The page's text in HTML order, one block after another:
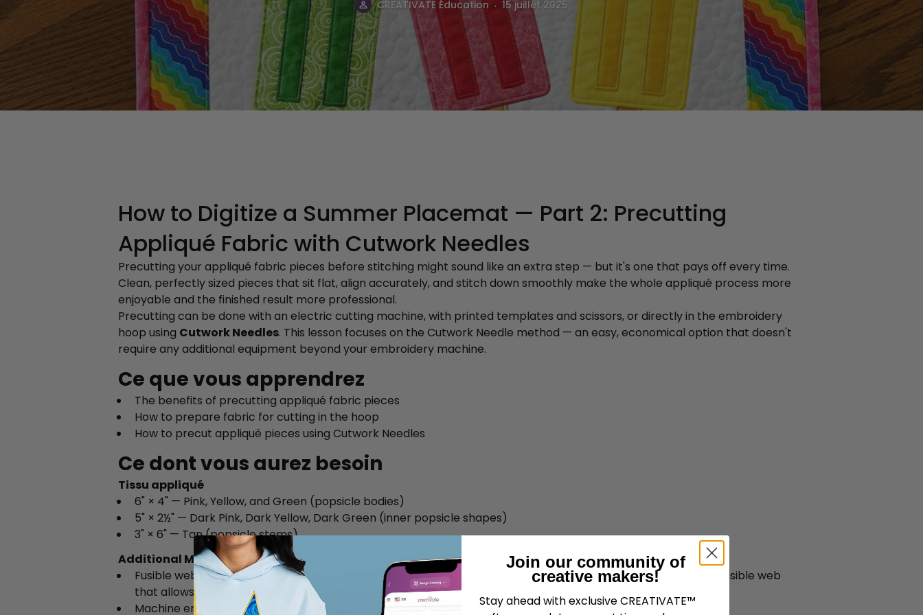
CREATIVATE Éducation 15 juillet 2025
How to Digitize a Summer Placemat — Part 2: Precutting
Appliqué Fabric with Cutwork Needles
Precutting your appliqué fabric pieces before stitching might sound like an extra step — but it's one that pays off every time.
Clean, perfectly sized pieces that sit flat, align accurately, and stitch down smoothly make the whole appliqué process more
enjoyable and the finished result more professional.
Precutting can be done with an electric cutting machine, with printed templates and scissors, or directly in the embroidery
hoop using Cutwork Needles. This lesson focuses on the Cutwork Needle method — an easy, economical option that doesn't
require any additional equipment beyond your embroidery machine.
Ce que vous apprendrez
The benefits of precutting appliqué fabric pieces
How to prepare fabric for cutting in the hoop
How to precut appliqué pieces using Cutwork Needles
Ce dont vous aurez besoin
Tissu appliqué
6" × 4" — Pink, Yellow, and Green (popsicle bodies)
5" × 2½" — Dark Pink, Dark Yellow, Dark Green (inner popsicle shapes)
3" × 6" — Tan (popsicle stems)
Additional Materials
Fusible web — Steam-A-Seam 2™ is recommended for this project. It's a heat-activated, pressure-sensitive fusible web
that allows for repositioning if needed
Machine embroidery hoop — this project uses the
360mm × 260mmhoop
Join our community of
creative makers!
Stay ahead with exclusive CREATIVATE™